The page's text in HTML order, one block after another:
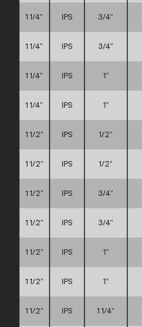
1 1/4” IPS 3/4”
1 1/4” IPS 3/4”
1 1/4” IPS 1”
1 1/4” IPS 1”
1 1/2” IPS 1/2”
1 1/2” IPS 1/2”
1 1/2” IPS 3/4”
1 1/2” IPS 3/4”
1 1/2” IPS 1”
1 1/2” IPS 1”
1 1/2” IPS 1 1/4”